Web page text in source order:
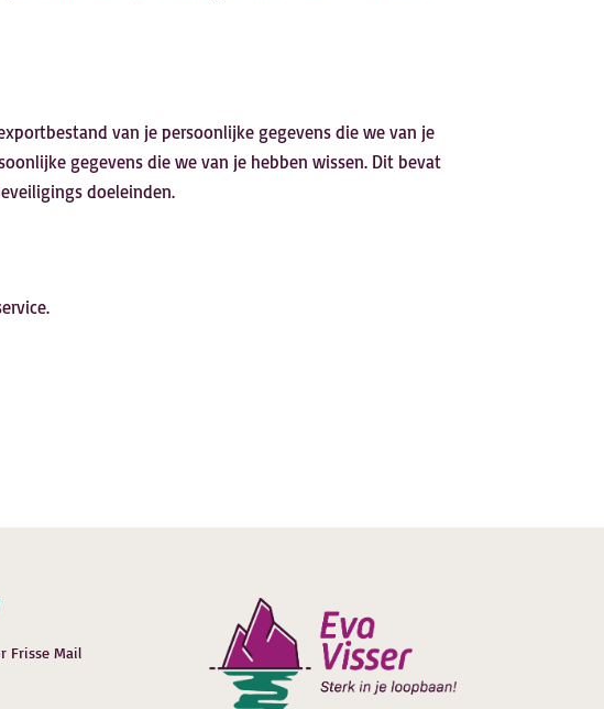
van je persoonlijke gegevens die we van je
gegevens die we van je hebben wissen. Dit bevat
doeleinden.
Frisse Mail